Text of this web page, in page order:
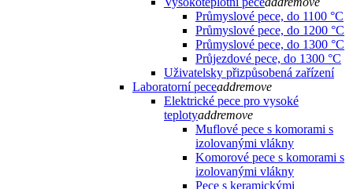
Průmyslové pece, do 1100 °C
Průmyslové pece, do 1200 °C
Průmyslové pece, do 1300 °C
Průjezdové pece, do 1300 °C
Uživatelsky přizpůsobená zařízení
Laboratorní peceaddremove
Elektrické pece pro vysoké
teplotyaddremove
Muflové pece s komorami s
izolovanými vlákny
Komorové pece s komorami s
izolovanými vlákny
Pece s keramickými